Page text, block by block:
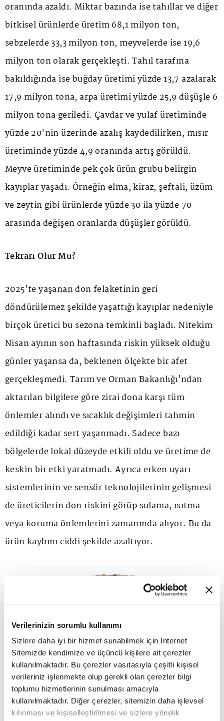
Verilerinizin sorumlu kullanımı
Sizlere daha iyi bir hizmet sunabilmek için İnternet
Sitemizde kendimize ve üçüncü kişilere ait çerezler
kullanılmaktadır. Bu çerezler vasıtasıyla çeşitli kişisel
verileriniz işlenmekte olup gerekli olan çerezler bilgi
toplumu hizmetlerinin sunulması amacıyla
kullanılmaktadır. Diğer çerezler, sitemizin daha işlevsel
kılınması ve kişiselleştirilmesi ve sizlere yönelik
oranında azaldı. Miktar bazında ise tahıllar ve diğer
bitkisel ürünlerde üretim 68,1 milyon ton,
sebzelerde 33,3 milyon ton, meyvelerde ise 19,6
milyon ton olarak gerçekleşti. Tahıl tarafına
bakıldığında ise buğday üretimi yüzde 13,7 azalarak
17,9 milyon tona, arpa üretimi yüzde 25,9 düşüşle 6
milyon tona geriledi. Çavdar ve yulaf üretiminde
yüzde 20'nin üzerinde azalış kaydedilirken, mısır
üretiminde yüzde 4,9 oranında artış görüldü.
Meyve üretiminde pek çok ürün grubu belirgin
kayıplar yaşadı. Örneğin elma, kiraz, şeftali, üzüm
ve zeytin gibi ürünlerde yüzde 30 ila yüzde 70
arasında değişen oranlarda düşüşler görüldü.
Tekrarı Olur Mu?
2025'te yaşanan don felaketinin geri
döndürülemez şekilde yaşattığı kayıplar nedeniyle
birçok üretici bu sezona temkinli başladı. Nitekim
Nisan ayının son haftasında riskin yüksek olduğu
günler yaşansa da, beklenen ölçekte bir afet
gerçekleşmedi. Tarım ve Orman Bakanlığı'ndan
aktarılan bilgilere göre zirai dona karşı tüm
önlemler alındı ve sıcaklık değişimleri tahmin
edildiği kadar sert yaşanmadı. Sadece bazı
bölgelerde lokal düzeyde etkili oldu ve üretime de
keskin bir etki yaratmadı. Ayrıca erken uyarı
sistemlerinin ve sensör teknolojilerinin gelişmesi
de üreticilerin don riskini görüp sulama, ısıtma
veya koruma önlemlerini zamanında alıyor. Bu da
ürün kaybını ciddi şekilde azaltıyor.